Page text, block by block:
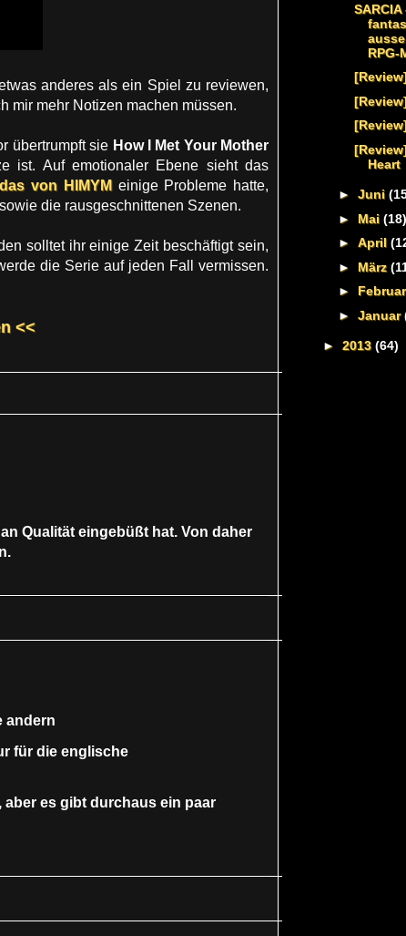
anderes als ein Spiel zu reviewen,
mir mehr Notizen machen müssen.
übertrumpft sie How I Met Your Mother
ist. Auf emotionaler Ebene sieht das
das von HIMYMeinige Probleme hatte,
die rausgeschnittenen Szenen.
solltet ihr einige Zeit beschäftigt sein,
die Serie auf jeden Fall vermissen.
<<
Qualität eingebüßt hat. Von daher
andern
für die englische
aber es gibt durchaus ein paar
SARCIA
RPG-
Heart
► Juni
► Mai (18)
► April
► März
►
► Januar
► 2013(64)